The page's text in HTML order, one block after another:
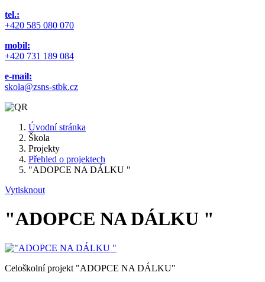
tel.:
+420 585 080 070
mobil:
+420 731 189 084
e-mail:
skola@zsns-stbk.cz
Úvodní stránka
Škola
Projekty
Přehled o projektech
"ADOPCE NA DÁLKU "
Vytisknout
"ADOPCE NA DÁLKU "
Celoškolní projekt "ADOPCE NA DÁLKU"